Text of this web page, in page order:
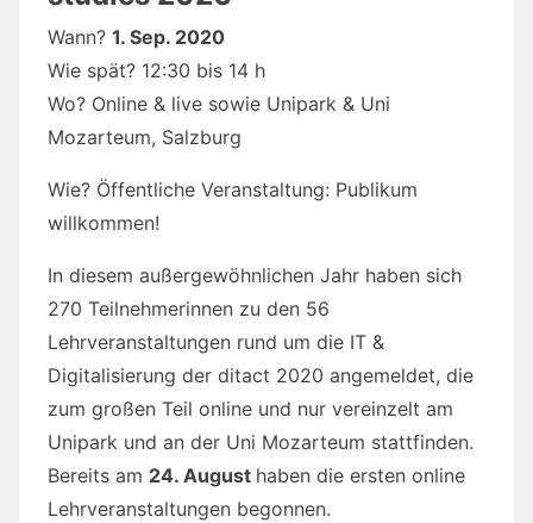
Wann? 1. Sep. 2020
Wie spät? 12:30 bis 14 h
Wo? Online & live sowie Unipark & Uni
Mozarteum, Salzburg
Wie? Öffentliche Veranstaltung: Publikum
willkommen!
In diesem außergewöhnlichen Jahr haben sich
270 Teilnehmerinnen zu den 56
Lehrveranstaltungen rund um die IT &
Digitalisierung der ditact 2020 angemeldet, die
zum großen Teil online und nur vereinzelt am
Unipark und an der Uni Mozarteum stattfinden.
Bereits am 24. August haben die ersten online
Lehrveranstaltungen begonnen.